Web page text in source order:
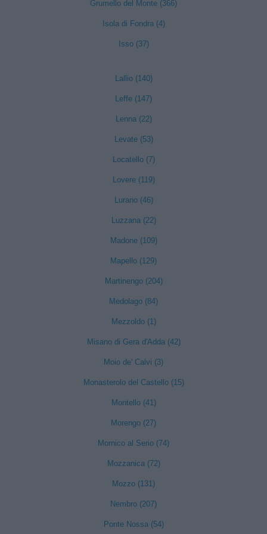
Grumello del Monte (366)
Isola di Fondra (4)
Isso (37)
Lallio (140)
Leffe (147)
Lenna (22)
Levate (53)
Locatello (7)
Lovere (119)
Lurano (46)
Luzzana (22)
Madone (109)
Mapello (129)
Martinengo (204)
Medolago (84)
Mezzoldo (1)
Misano di Gera d'Adda (42)
Moio de' Calvi (3)
Monasterolo del Castello (15)
Montello (41)
Morengo (27)
Mornico al Serio (74)
Mozzanica (72)
Mozzo (131)
Nembro (207)
Ponte Nossa (54)